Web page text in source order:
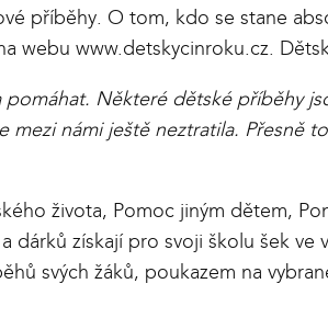
příběhy. O tom, kdo se stane
www.detskycinroku.cz.
Některé dětské příběhy
námi ještě neztratila. Přesně
života, Pomoc jiným dětem,
získají pro svoji školu šek ve
svých žáků, poukazem na